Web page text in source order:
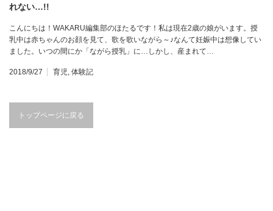
れない…!!
こんにちは！WAKARU編集部のほたるです！私は現在2歳の娘がいます。授
乳中は赤ちゃんのお顔を見て、歌を歌いながら～♪なんて妊娠中は想像してい
ました。いつの間にか「ながら授乳」に…しかし、産まれて…
2018/9/27 育児, 体験記
トップページに戻る